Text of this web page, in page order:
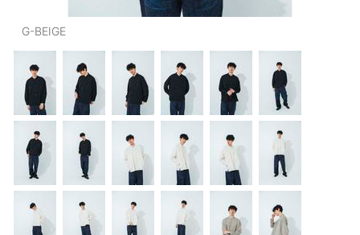
PANTS/SKIRT : パンツ・スカート
TOPS : トップス
OUTERS : アウター
OUTLET : アウトレット
MENS : メンズ
LADIES : レディース
新規会員登録
G-BEIGE